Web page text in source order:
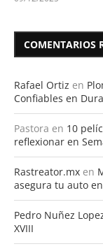
COMENTARIOS
Rafael Ortiz en
Confiables en
Pastora en 10
reflexionar en
Rastreator.mx en
asegura tu auto
Pedro Nuñez
XVIII